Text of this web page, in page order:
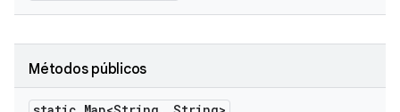
Métodos públicos